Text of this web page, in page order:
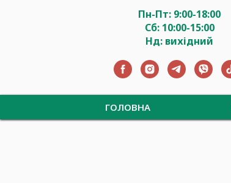
Пн-Пт: 9:00-18:00
Сб: 10:00-15:00
Нд: вихідний
ГОЛОВНА